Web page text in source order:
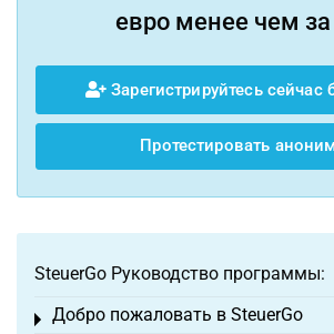
евро менее чем за
Зарегистрируйтесь сейчас
Протестировать
SteuerGo Руководство программы:
Добро пожаловать в SteuerGo
Toggle menu